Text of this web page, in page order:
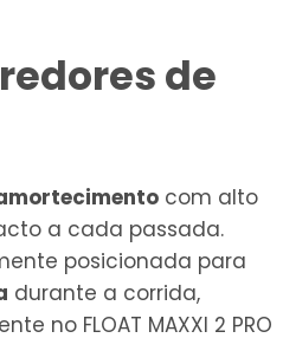
de
com alto
a cada passada.
posicionada para
durante a corrida,
no FLOAT MAXXI 2 PRO